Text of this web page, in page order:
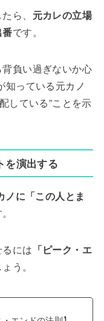
ら、 元カレの立場
です。
背負い過ぎないか心
知っている元カノ
している”ことを示
を演出する
ノに「この人とま
には 「ピーク・エ
う。